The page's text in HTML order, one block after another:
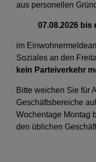
aus personellen
07.08.2026 bis
im
Soziales an den
kein Parteiverkehr
Bitte weichen Sie für
Geschäftsbereiche
Wochentage Montag
den üblichen